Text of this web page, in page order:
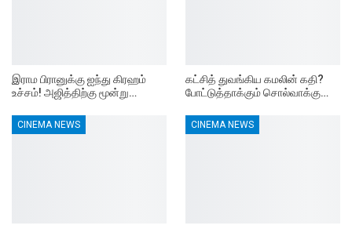
இராம பிரானுக்கு ஐந்து கிரஹம்
உச்சம்! அஜித்திற்கு மூன்று…
கட்சித் துவங்கிய கமலின் கதி?
போட்டுத்தாக்கும் சொல்வாக்கு…
CINEMA NEWS CINEMA NEWS